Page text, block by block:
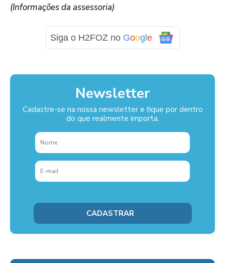
(Informações da assessoria)
Siga o H2FOZ no Google
Newsletter
Cadastre-se na nossa newsletter e fique por dentro
do que realmente importa.